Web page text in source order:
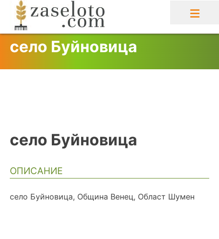
content
село Буйновица
село Буйновица
ОПИСАНИЕ
село Буйновица, Община Венец, Област Шумен